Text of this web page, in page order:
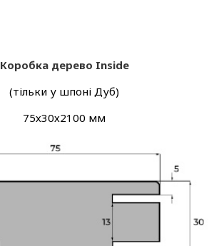
Коробка дерево Inside
(тільки у шпоні Дуб)
75х30х2100 мм